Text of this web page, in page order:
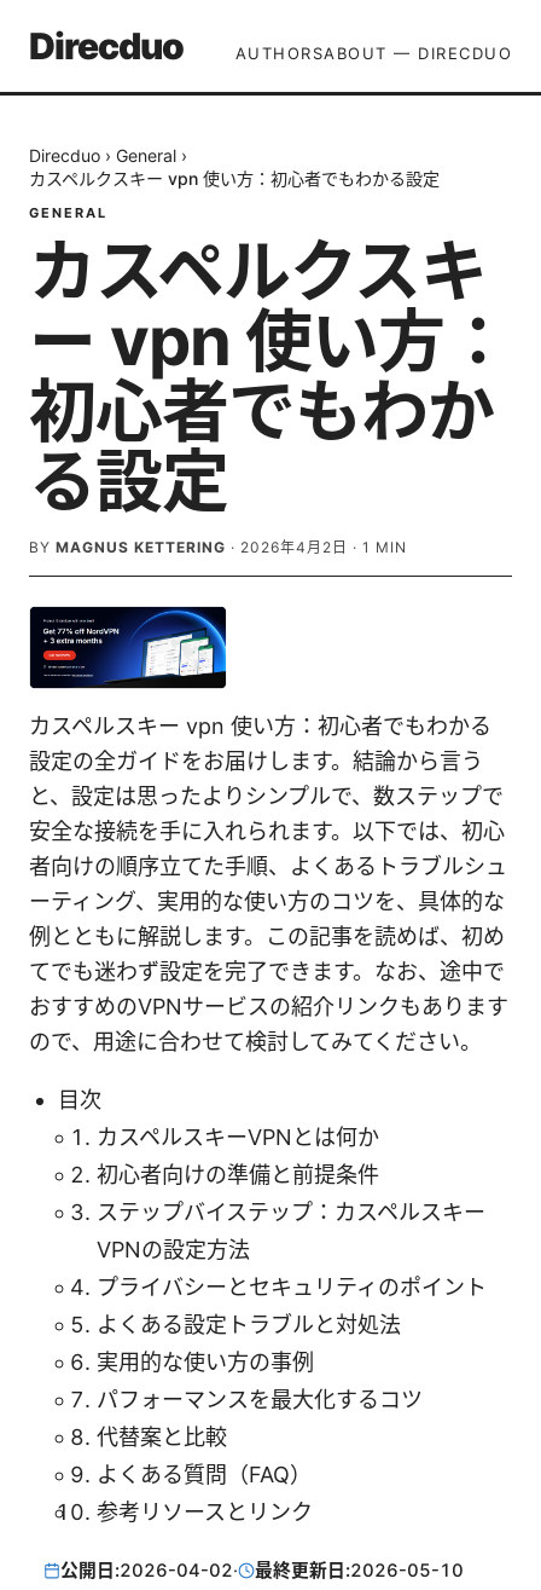
Direcduo AUTHORSABOUT — DIRECDUO
Direcduo › General ›
カスペルクスキー vpn 使い方：初心者でもわかる設定
GENERAL
カスペルクスキ
ー vpn 使い方：
初心者でもわか
る設定
BY MAGNUS KETTERING · 2026年4月2日 · 1 MIN
カスペルスキー vpn 使い方：初心者でもわかる
設定の全ガイドをお届けします。結論から言う
と、設定は思ったよりシンプルで、数ステップで
安全な接続を手に入れられます。以下では、初心
者向けの順序立てた手順、よくあるトラブルシュ
ーティング、実用的な使い方のコツを、具体的な
例とともに解説します。この記事を読めば、初め
てでも迷わず設定を完了できます。なお、途中で
おすすめのVPNサービスの紹介リンクもあります
ので、用途に合わせて検討してみてください。
目次
カスペルスキーVPNとは何か
初心者向けの準備と前提条件
ステップバイステップ：カスペルスキー
VPNの設定方法
プライバシーとセキュリティのポイント
よくある設定トラブルと対処法
実用的な使い方の事例
パフォーマンスを最大化するコツ
代替案と比較
よくある質問（FAQ）
参考リソースとリンク
公開日:2026-04-02· 最終更新日:2026-05-10